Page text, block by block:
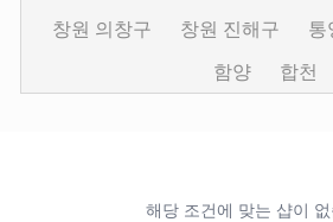
창원 의창구
창원 진해구 통
함양
합천
해당 조건에 맞는 샵이